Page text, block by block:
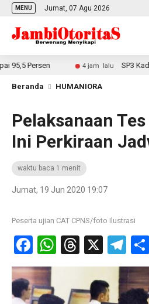
MENU Jumat, 07 Agu 2026
Persen 4 jam lalu SP3 Kades
Beranda HUMANIORA
Pelaksanaan Tes
Ini Perkiraan
waktu baca 1 menit
Jumat, 19 Jun 2020 19:07
Peserta ujian CAT CPNS/foto Ilustrasi
Facebook
WhatsApp
Threads
X